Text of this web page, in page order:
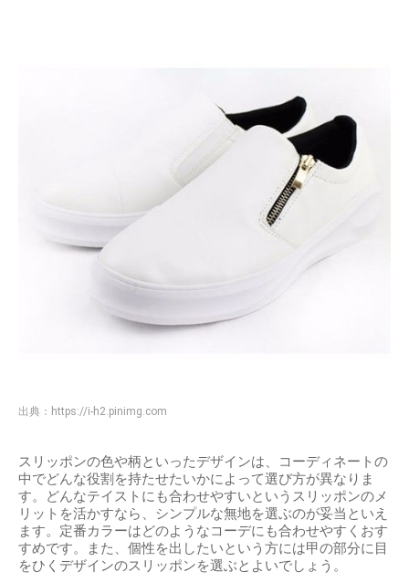
出典： https://i-h2.pinimg.com
スリッポンの色や柄といったデザインは、コーディネートの
中でどんな役割を持たせたいかによって選び方が異なりま
す。どんなテイストにも合わせやすいというスリッポンのメ
リットを活かすなら、シンプルな無地を選ぶのが妥当といえ
ます。定番カラーはどのようなコーデにも合わせやすくおす
すめです。また、個性を出したいという方には甲の部分に目
をひくデザインのスリッポンを選ぶとよいでしょう。